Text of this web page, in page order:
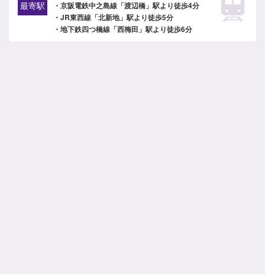
最寄駅
・京阪電鉄中之島線「渡辺橋」駅より徒歩4分
・JR東西線「北新地」駅より徒歩5分
・地下鉄四つ橋線「西梅田」駅より徒歩6分